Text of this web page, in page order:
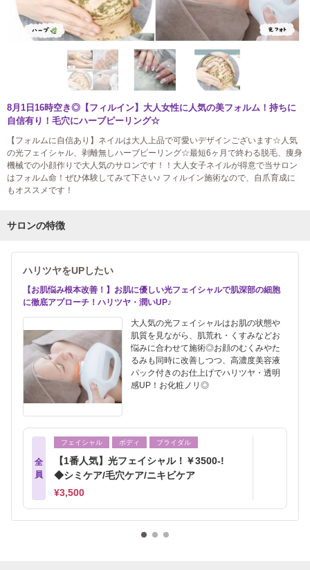
8月1日16時空き◎【フィルイン】大人女性に人気の美フォルム！持ちに
自信有り！毛穴にハーブピーリング☆
【フォルムに自信あり】ネイルは大人上品で可愛いデザインございます☆人気
の光フェイシャル、剥離無しハーブピーリング☆最短6ヶ月で終わる脱毛、痩身
機械での小顔作りで大人気のサロンです！！大人女子ネイルが得意で当サロン
はフォルム命！ぜひ体験してみて下さい♪ フィルイン施術なので、自爪育成に
もオススメです！
サロンの特徴
ハリツヤをUPしたい
【お肌悩み根本改善！】お肌に優しい光フェイシャルで肌深部の細胞
に徹底アプローチ！ハリツヤ・潤いUP♪
大人気の光フェイシャルはお肌の状態や
肌質を見ながら、肌荒れ・くすみなどお
悩みに合わせて施術◎お顔のむくみやた
るみも同時に改善しつつ、高濃度美容液
パック付きのお仕上げでハリツヤ・透明
感UP！お化粧ノリ◎
全
員
フェイシャル ボディ ブライダル
【1番人気】光フェイシャル！￥3500-!
◆シミケア/毛穴ケア/ニキビケア
¥3,500